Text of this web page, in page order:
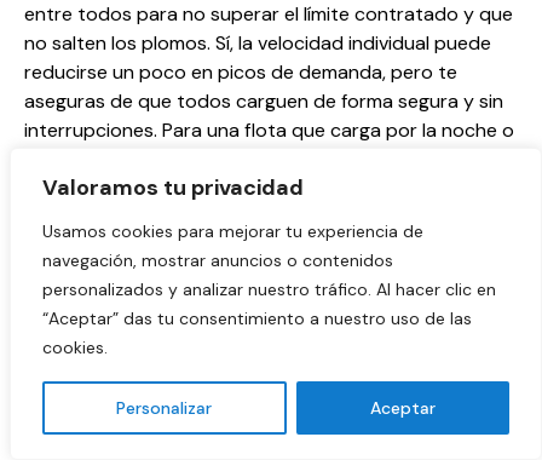
Valoramos tu privacidad
Usamos cookies para mejorar tu experiencia de
navegación, mostrar anuncios o contenidos
personalizados y analizar nuestro tráfico. Al hacer clic en
“Aceptar” das tu consentimiento a nuestro uso de las
cookies.
Personalizar Aceptar
entre todos para no superar el límite contratado y que
no salten los plomos. Sí, la velocidad individual puede
reducirse un poco en picos de demanda, pero te
aseguras de que todos carguen de forma segura y sin
interrupciones. Para una flota que carga por la noche o
una carga garantizada, aunque sea un poco más lenta,
cuando a un cliente le
salta el diferencial al enchufar el
, el origen es una mala gestión de la potencia, y
esto es justo lo que un DLM corrige.
La idea clave:Un DLM no ralentiza la carga por
capricho. La gestiona de forma inteligente para